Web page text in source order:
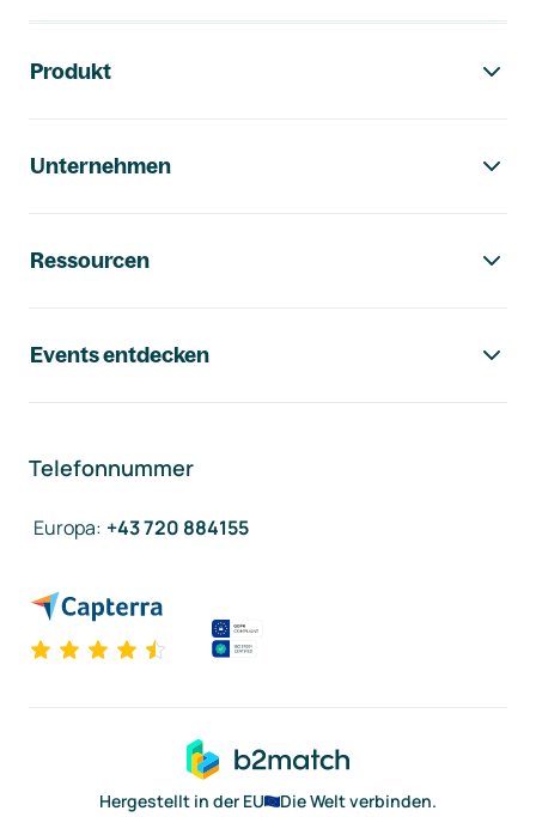
Produkt
Unternehmen
Ressourcen
Events entdecken
Telefonnummer
Europa: +43 720 884155
Hergestellt in der EU
Die Welt verbinden.